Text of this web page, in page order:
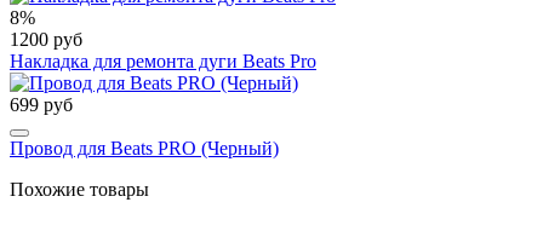
8%
1200 руб
Накладка для ремонта дуги Beats Pro
699 руб
Провод для Beats PRO (Черный)
Похожие товары